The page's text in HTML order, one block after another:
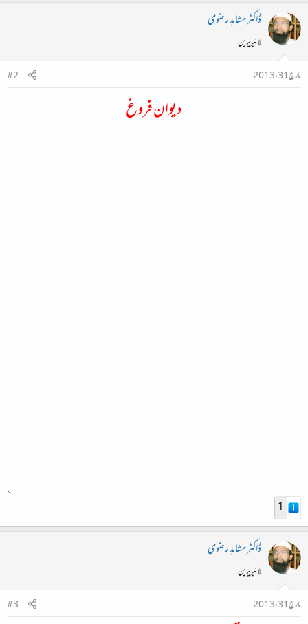
ڈاکٹر مشاہد رضوی
لائبریرین
مارچ 31، 2013
#2
دیوان فروغ
1
ڈاکٹر مشاہد رضوی
لائبریرین
مارچ 31، 2013
#3